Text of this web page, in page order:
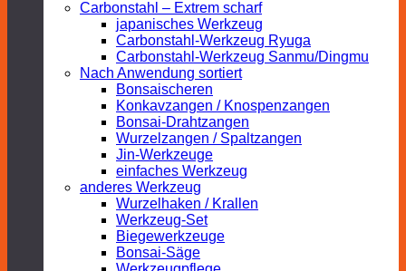
Carbonstahl – Extrem scharf
japanisches Werkzeug
Carbonstahl-Werkzeug Ryuga
Carbonstahl-Werkzeug Sanmu/Dingmu
Nach Anwendung sortiert
Bonsaischeren
Konkavzangen / Knospenzangen
Bonsai-Drahtzangen
Wurzelzangen / Spaltzangen
Jin-Werkzeuge
einfaches Werkzeug
anderes Werkzeug
Wurzelhaken / Krallen
Werkzeug-Set
Biegewerkzeuge
Bonsai-Säge